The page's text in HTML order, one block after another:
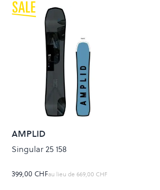
AMPLID
Singular 25 158
399,00 CHFau lieu de 669,00 CHF